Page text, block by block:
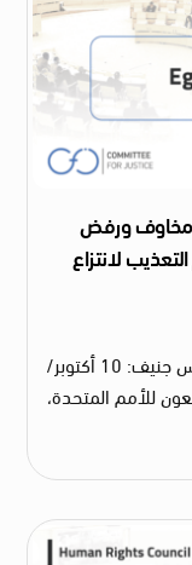
ورفض
لانتزاع
خبر صحفي ترجمة وتحرير: كوميتي فور جستس جنيف: 10 أكتوبر/
تابعون للأمم المتحدة،